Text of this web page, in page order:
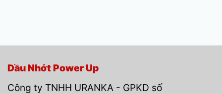
Dầu Nhớt Power Up
Công ty TNHH URANKA - GPKD số